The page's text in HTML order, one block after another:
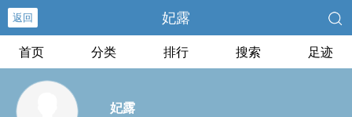
返回 妃露
首页 分类 排行 搜索 足迹
妃露